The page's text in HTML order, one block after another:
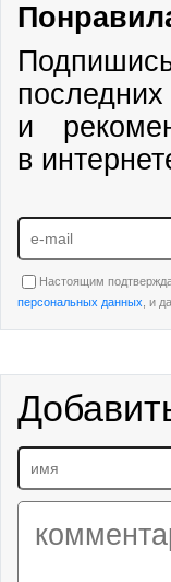
и
в
Настоящим
персональных данных , и